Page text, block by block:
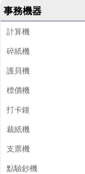
事務機器
計算機
碎紙機
護貝機
標價機
打卡鐘
裁紙機
支票機
點驗鈔機